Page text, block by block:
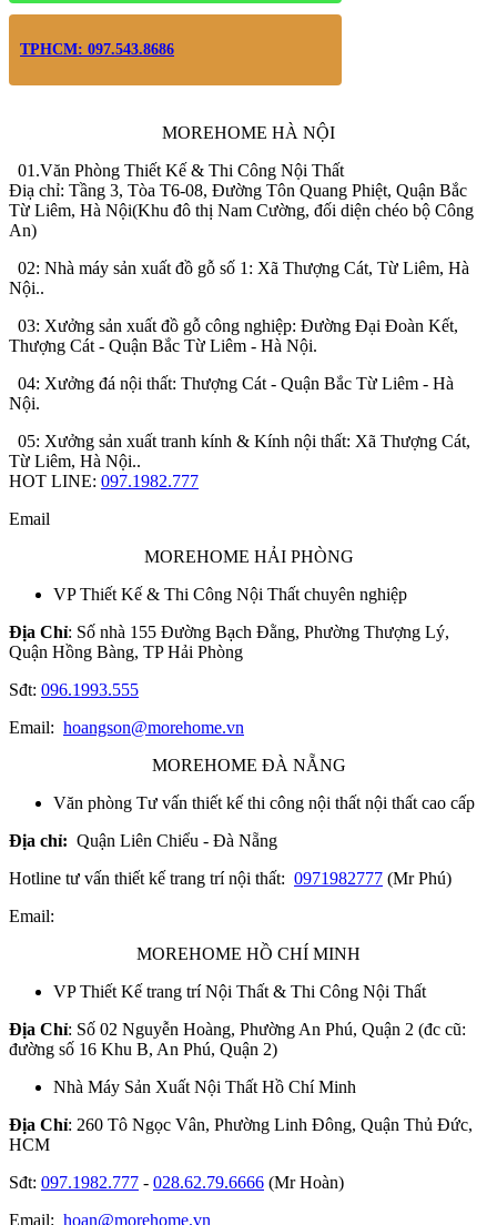
TPHCM: 097.543.8686
MOREHOME HÀ NỘI
01.Văn Phòng Thiết Kế & Thi Công Nội Thất
Điạ chỉ: Tầng 3, Tòa T6-08, Đường Tôn Quang Phiệt, Quận Bắc
Từ Liêm, Hà Nội(Khu đô thị Nam Cường, đối diện chéo bộ Công
An)
02: Nhà máy sản xuất đồ gỗ số 1: Xã Thượng Cát, Từ Liêm, Hà
Nội..
03: Xưởng sản xuất đồ gỗ công nghiệp: Đường Đại Đoàn Kết,
Thượng Cát - Quận Bắc Từ Liêm - Hà Nội.
04: Xưởng đá nội thất: Thượng Cát - Quận Bắc Từ Liêm - Hà
Nội.
05: Xưởng sản xuất tranh kính & Kính nội thất: Xã Thượng Cát,
Từ Liêm, Hà Nội..
HOT LINE: 097.1982.777
Email
MOREHOME HẢI PHÒNG
VP Thiết Kế & Thi Công Nội Thất chuyên nghiệp
Địa Chỉ: Số nhà 155 Đường Bạch Đằng, Phường Thượng Lý,
Quận Hồng Bàng, TP Hải Phòng
Sđt: 096.1993.555
Email: hoangson@morehome.vn
MOREHOME ĐÀ NẴNG
Văn phòng Tư vấn thiết kế thi công nội thất nội thất cao cấp
Địa chỉ: Quận Liên Chiểu - Đà Nẵng
Hotline tư vấn thiết kế trang trí nội thất: 0971982777 (Mr Phú)
Email:
MOREHOME HỒ CHÍ MINH
VP Thiết Kế trang trí Nội Thất & Thi Công Nội Thất
Địa Chỉ: Số 02 Nguyễn Hoàng, Phường An Phú, Quận 2 (đc cũ:
đường số 16 Khu B, An Phú, Quận 2)
Nhà Máy Sản Xuất Nội Thất Hồ Chí Minh
Địa Chỉ: 260 Tô Ngọc Vân, Phường Linh Đông, Quận Thủ Đức,
HCM
Sđt: 097.1982.777 - 028.62.79.6666 (Mr Hoàn)
Email: hoan@morehome.vn